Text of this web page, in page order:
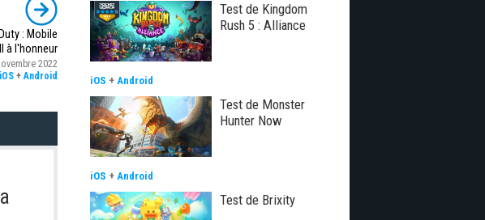
: Mobile
à l'honneur
2022
iOS +Android
Test de Kingdom
Rush 5 : Alliance
iOS + Android
Test de Monster
Hunter Now
iOS + Android
Test de Brixity